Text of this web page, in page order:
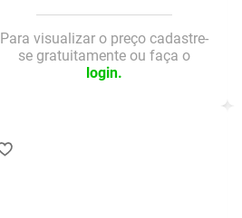
Para visualizar o preço cadastre-
se gratuitamente ou faça o
login.